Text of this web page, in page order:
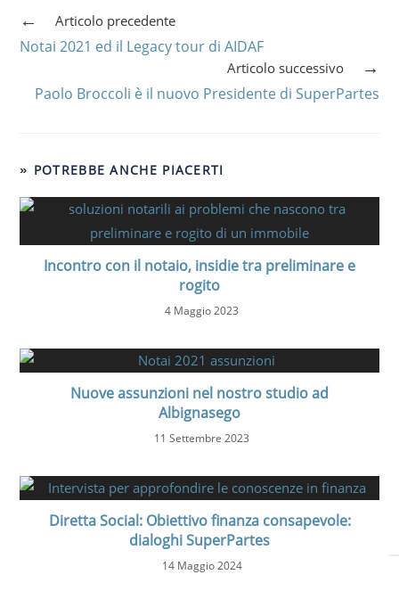
Articolo precedente
Notai 2021 ed il Legacy tour di AIDAF
Articolo successivo
Paolo Broccoli è il nuovo Presidente di SuperPartes
POTREBBE ANCHE PIACERTI
Incontro con il notaio, insidie tra preliminare e
rogito
4 Maggio 2023
Nuove assunzioni nel nostro studio ad
Albignasego
11 Settembre 2023
Diretta Social: Obiettivo finanza consapevole:
dialoghi SuperPartes
14 Maggio 2024